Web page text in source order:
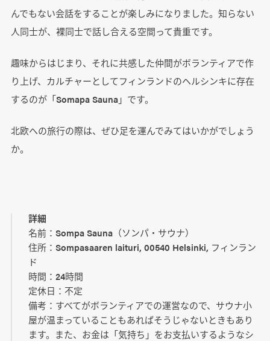
んでもない会話をすることが楽しみになりました。知らない
人同士が、裸同士で話し合える空間って貴重です。
趣味からはじまり、それに共感した仲間がボランティアで作
り上げ、カルチャーとしてフィンランドのヘルシンキに存在
するのが「Somapa Sauna」です。
北欧への旅行の際は、ぜひ足を運んでみてはいかがでしょう
か。
詳細
名前：Sompa Sauna（ソンパ・サウナ）
住所：Sompasaaren laituri, 00540 Helsinki, フィンラン
ド
時間：24時間
定休日：不定
備考：すべてがボランティアでの運営なので、サウナ小
屋が温まっていることもあればそうじゃないときもあり
ます。また、お金は「気持ち」をお支払いするようなシ